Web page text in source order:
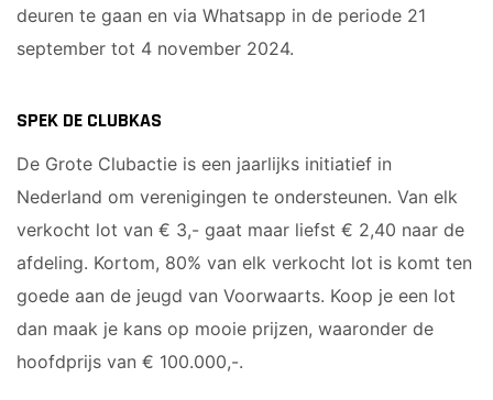
deuren te gaan en via Whatsapp in de periode 21
september tot 4 november 2024.
SPEK DE CLUBKAS
De Grote Clubactie is een jaarlijks initiatief in
Nederland om verenigingen te ondersteunen. Van elk
verkocht lot van € 3,- gaat maar liefst € 2,40 naar de
afdeling. Kortom, 80% van elk verkocht lot is komt ten
goede aan de jeugd van Voorwaarts. Koop je een lot
dan maak je kans op mooie prijzen, waaronder de
hoofdprijs van € 100.000,-.